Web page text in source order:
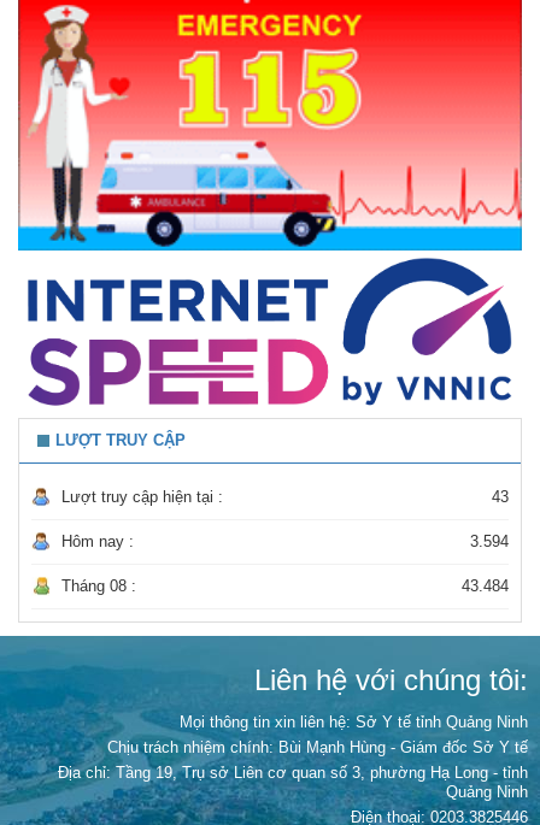
LƯỢT TRUY CẬP
Lượt truy cập hiện tại : 43
Hôm nay : 3.594
Tháng 08 : 43.484
Liên hệ với chúng tôi:
Mọi thông tin xin liên hệ: Sở Y tế tỉnh Quảng Ninh
Chịu trách nhiệm chính: Bùi Mạnh Hùng - Giám đốc Sở Y tế
Địa chỉ: Tầng 19, Trụ sở Liên cơ quan số 3, phường Hạ Long - tỉnh
Quảng Ninh
Điện thoại: 0203.3825446